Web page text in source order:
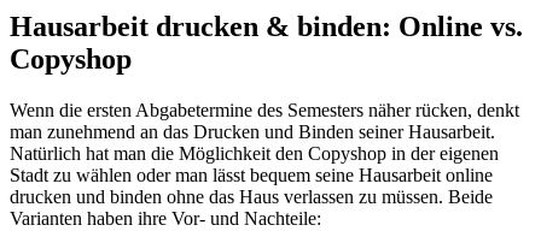
Hausarbeit drucken & binden: Online vs.
Copyshop
Wenn die ersten Abgabetermine des Semesters näher rücken, denkt
man zunehmend an das Drucken und Binden seiner Hausarbeit.
Natürlich hat man die Möglichkeit den Copyshop in der eigenen
Stadt zu wählen oder man lässt bequem seine Hausarbeit online
drucken und binden ohne das Haus verlassen zu müssen. Beide
Varianten haben ihre Vor- und Nachteile: